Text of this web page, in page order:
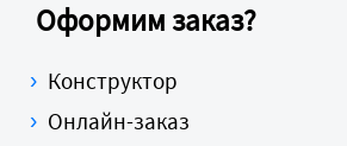
Оформим заказ?
Конструктор
Онлайн-заказ